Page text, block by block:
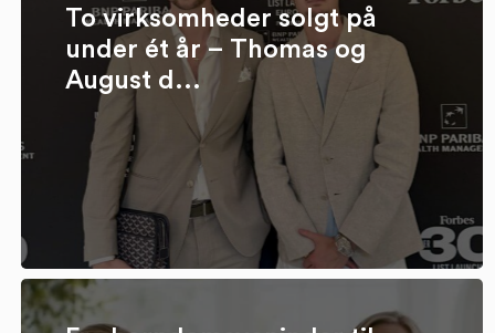
To virksomheder solgt på
under ét år – Thomas og
August d...